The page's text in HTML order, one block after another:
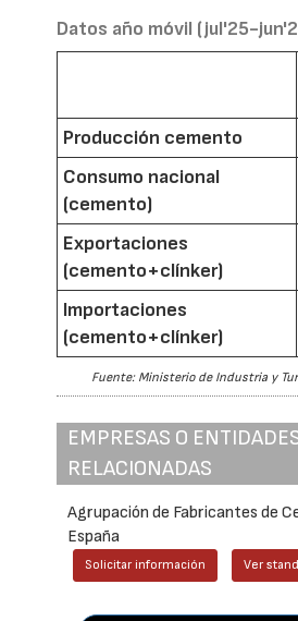
Datos año móvil (jul'25-
Producción cemento
Consumo nacional
(cemento)
Exportaciones
(cemento+clínker)
Importaciones
(cemento+clínker)
Fuente: Ministerio de Industria y
EMPRESAS O
RELACIONADAS
Agrupación de Fabricantes de
España
Solicitar información Ver